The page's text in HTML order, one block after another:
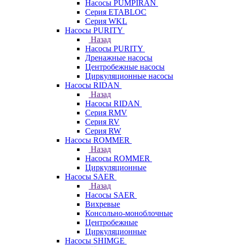
Насосы PUMPIRAN
Серия ETABLOC
Серия WKL
Насосы PURITY
Назад
Насосы PURITY
Дренажные насосы
Центробежные насосы
Циркуляционные насосы
Насосы RIDAN
Назад
Насосы RIDAN
Серия RMV
Серия RV
Серия RW
Насосы ROMMER
Назад
Насосы ROMMER
Циркуляционные
Насосы SAER
Назад
Насосы SAER
Вихревые
Консольно-моноблочные
Центробежные
Циркуляционные
Насосы SHIMGE